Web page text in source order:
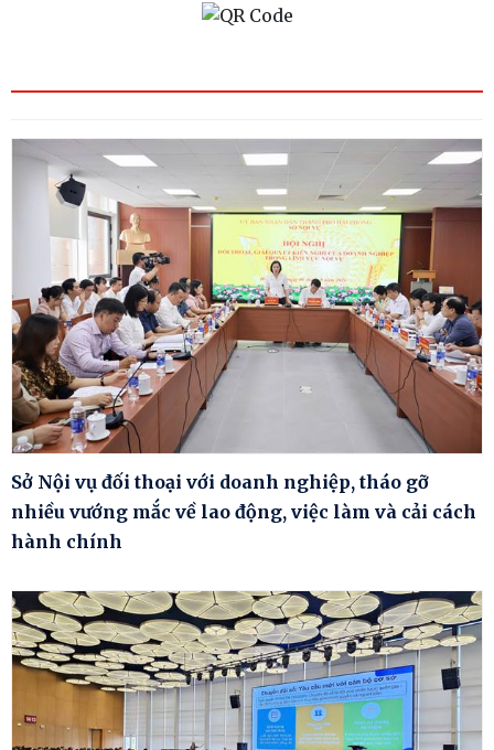
Sở Nội vụ đối thoại với doanh nghiệp, tháo gỡ
nhiều vướng mắc về lao động, việc làm và cải cách
hành chính